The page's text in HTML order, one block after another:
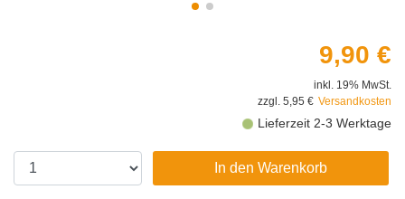
9,90 €
inkl. 19% MwSt.
zzgl. 5,95 € Versandkosten
Lieferzeit 2-3 Werktage
In den Warenkorb